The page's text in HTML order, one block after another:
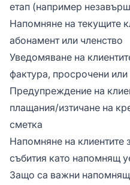
етап (например
Напомняне на текущите
абонамент или членство
Уведомяване на
фактура, просрочени
Предупреждение на
плащания/изтичане на
сметка
Напомняне на
събития като напомнящ
Защо са важни